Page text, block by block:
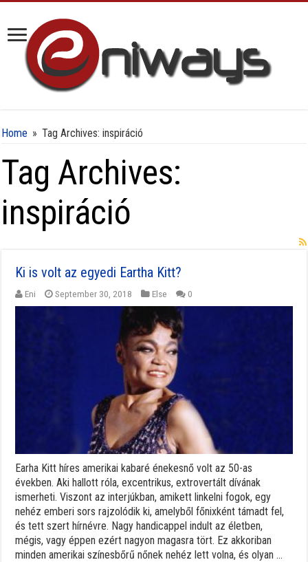
Home » Tag Archives: inspiráció
Tag Archives:
inspiráció
Ki is volt az egyedi Eartha Kitt?
Eni September 30, 2018 Else 0
Earha Kitt híres amerikai kabaré énekesnő volt az 50-as
években. Aki hallott róla, excentrikus, extrovertált dívának
ismerheti. Viszont az interjúkban, amikett linkelni fogok, egy
nehéz emberi sors rajzolódik ki, amelyből főnixként támadt fel,
és tett szert hírnévre. Nagy handicappel indult az életben,
mégis, vagy éppen ezért nagyon magasra tört. Ez akkoriban
minden amerikai színesbőrű nőnek nehéz lett volna, és olyan ...